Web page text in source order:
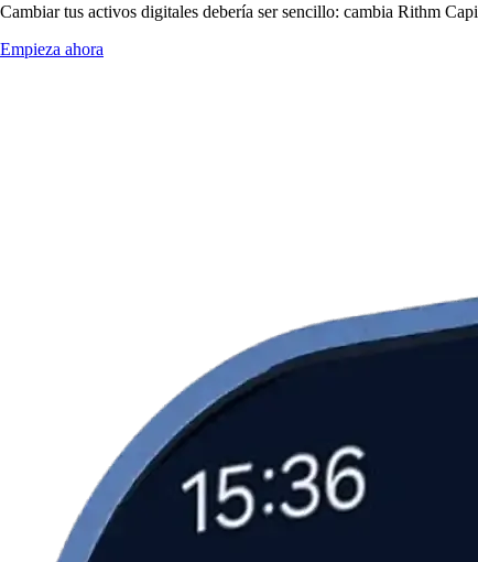
Cambiar tus activos digitales debería ser sencillo: cambia Rithm
Empieza ahora